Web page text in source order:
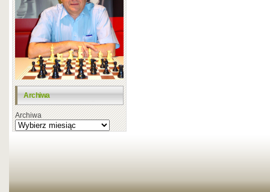
Archiwa
Archiwa